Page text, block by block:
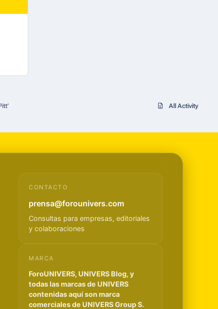
All Activity
CONTACTO
prensa@forounivers.com
Consultas para empresas, editoriales
y colaboraciones
MARCA
ForoUNIVERS, UNIVERS Blog, y
todas las marcas de UNIVERS
contenidas aquí son marca
comerciales de UNIVERS Group S.